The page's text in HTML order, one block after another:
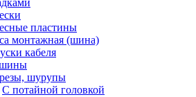
пластины
монтажная (шина)
кабеля
шурупы
С потайной головкой